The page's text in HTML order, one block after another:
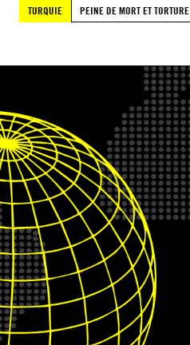
TURQUIE
PEINE DE MORT ET TORTURE